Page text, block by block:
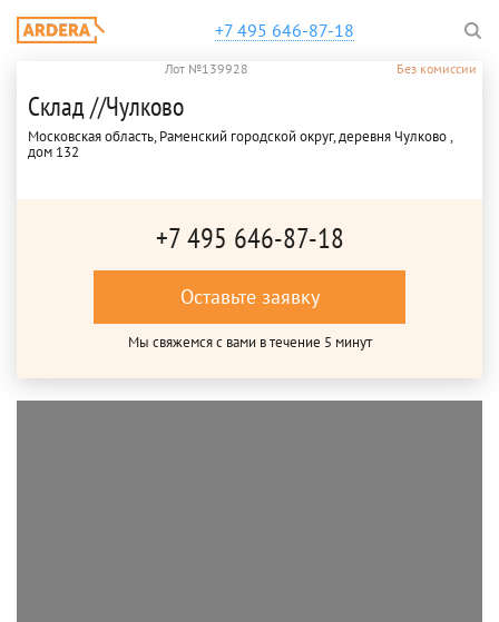
+7 495 646-87-18
Лот №139928 Без комиссии
Склад //Чулково
Московская область, Раменский городской округ, деревня Чулково ,
дом 132
+7 495 646-87-18
Оставьте заявку
Мы свяжемся с вами в течение 5 минут